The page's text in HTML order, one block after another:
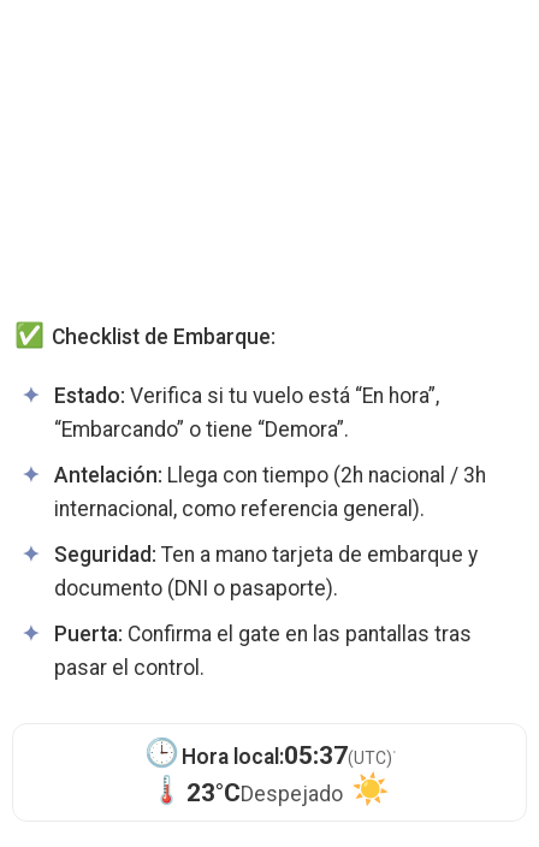
Checklist de Embarque:
Estado: Verifica si tu vuelo está “En hora”,
“Embarcando” o tiene “Demora”.
Antelación: Llega con tiempo (2h nacional / 3h
internacional, como referencia general).
Seguridad: Ten a mano tarjeta de embarque y
documento (DNI o pasaporte).
Puerta: Confirma el gate en las pantallas tras
pasar el control.
Hora local:05:37(UTC)·
23°CDespejado